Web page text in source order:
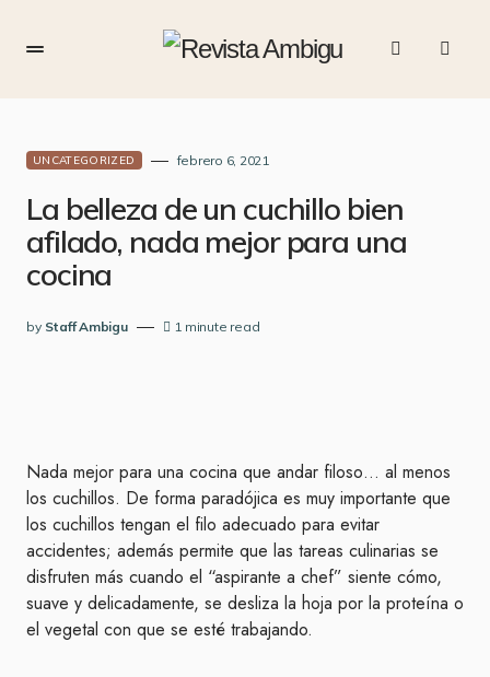
UNCATEGORIZED febrero 6, 2021
La belleza de un cuchillo bien
afilado, nada mejor para una
cocina
by Staff Ambigu 1 minute read
Nada mejor para una cocina que andar filoso… al menos
los cuchillos. De forma paradójica es muy importante que
los cuchillos tengan el filo adecuado para evitar
accidentes; además permite que las tareas culinarias se
disfruten más cuando el “aspirante a chef” siente cómo,
suave y delicadamente, se desliza la hoja por la proteína o
el vegetal con que se esté trabajando.